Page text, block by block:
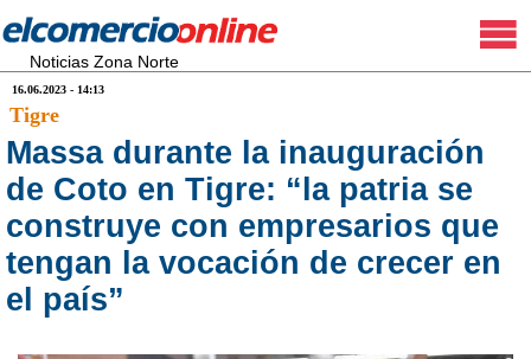
Noticias Zona Norte
16.06.2023 - 14:13
Tigre
Massa durante la inauguración
de Coto en Tigre: “la patria se
construye con empresarios que
tengan la vocación de crecer en
el país”